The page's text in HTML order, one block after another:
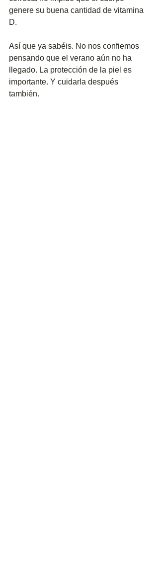
genere su buena cantidad de vitamina
D.
Así que ya sabéis. No nos confiemos
pensando que el verano aún no ha
llegado. La protección de la piel es
importante. Y cuidarla después
también.